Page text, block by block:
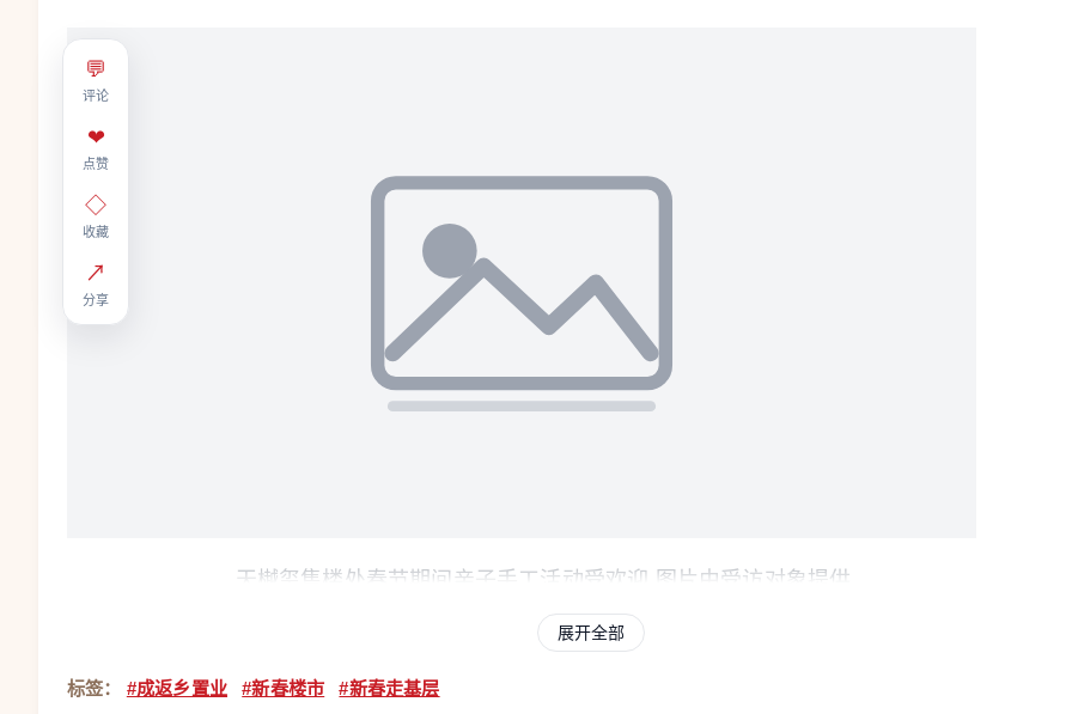
💬
评论
❤
点赞
◇
收藏
↗
分享
天樾玺售楼处春节期间亲子手工活动受欢迎 图片由受访对象提供
温州网讯 新春佳节，大批游子返乡探亲，温州楼市也迎来了一年一度的“春节档”黄金消费
期。不少有购房需求的市民趁着假期闲暇，带着家人挑选房源、实地看房，各楼盘售楼处人气
展开全部
标签： #成返乡置业 #新春楼市 #新春走基层